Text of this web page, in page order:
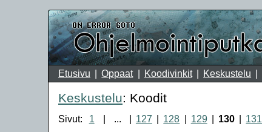
Etusivu Oppaat Koodivinkit Keskustelu
Keskustelu: Koodit
Sivut: 1 ... 127 128 129 130 131